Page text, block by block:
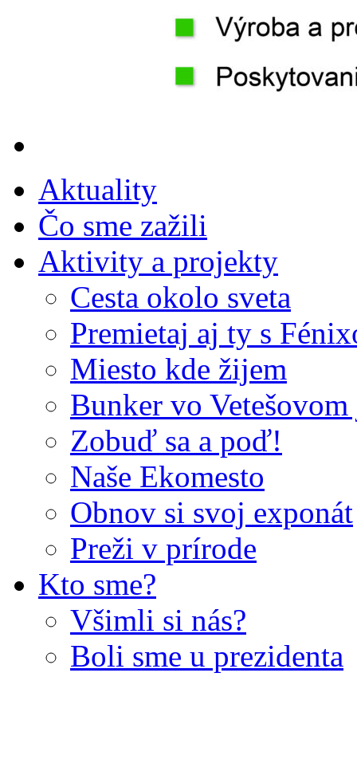
Aktuality
Čo sme zažili
Aktivity a projekty
Cesta okolo sveta
Premietaj aj ty s
Miesto kde žijem
Bunker vo
Zobuď sa a poď!
Naše Ekomesto
Obnov si svoj exponát
Preži v prírode
Kto sme?
Všimli si nás?
Boli sme u prezidenta